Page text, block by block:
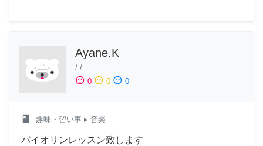
Ayane.K
/ /
sentiment_satisfied 0 sentiment_neutral 0 sentiment_dissatisfied 0
class 趣味・習い事 ▸ 音楽
バイオリンレッスン致します